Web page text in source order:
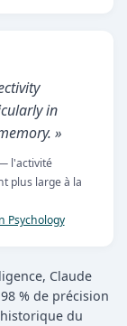
in
»
l'activité
plus large à la
Psychology
Claude
% de précision
du